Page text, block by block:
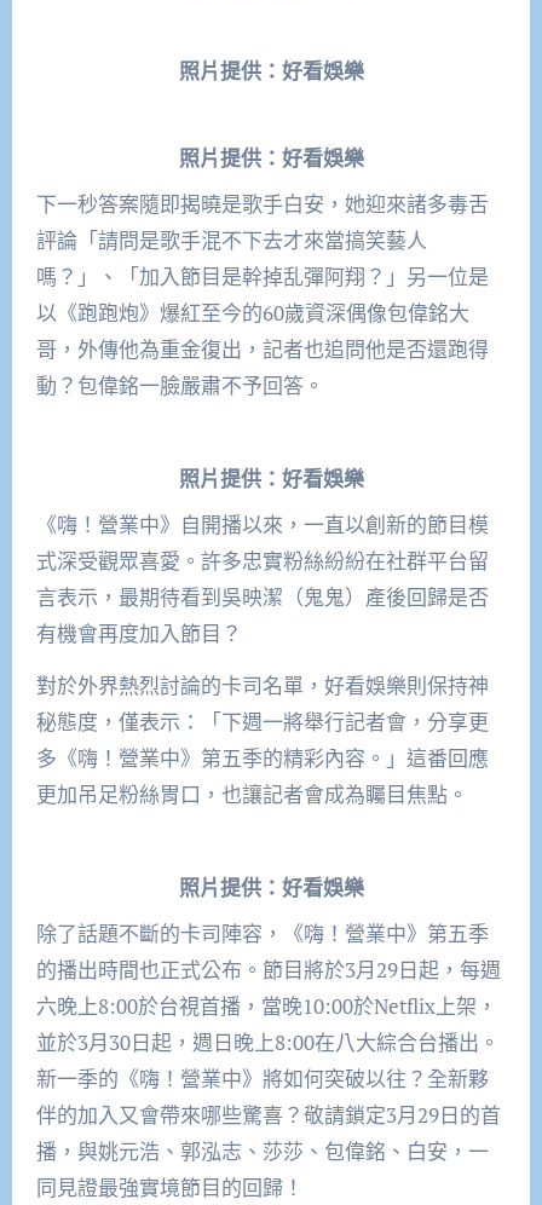
照片提供：好看娛樂
照片提供：好看娛樂
下一秒答案隨即揭曉是歌手白安，她迎來諸多毒舌
評論「請問是歌手混不下去才來當搞笑藝人
嗎？」、「加入節目是幹掉乱彈阿翔？」另一位是
以《跑跑炮》爆紅至今的60歲資深偶像包偉銘大
哥，外傳他為重金復出，記者也追問他是否還跑得
動？包偉銘一臉嚴肅不予回答。
照片提供：好看娛樂
《嗨！營業中》自開播以來，一直以創新的節目模
式深受觀眾喜愛。許多忠實粉絲紛紛在社群平台留
言表示，最期待看到吳映潔（鬼鬼）產後回歸是否
有機會再度加入節目？
對於外界熱烈討論的卡司名單，好看娛樂則保持神
秘態度，僅表示：「下週一將舉行記者會，分享更
多《嗨！營業中》第五季的精彩內容。」這番回應
更加吊足粉絲胃口，也讓記者會成為矚目焦點。
照片提供：好看娛樂
除了話題不斷的卡司陣容，《嗨！營業中》第五季
的播出時間也正式公布。節目將於3月29日起，每週
六晚上8:00於台視首播，當晚10:00於Netflix上架，
並於3月30日起，週日晚上8:00在八大綜合台播出。
新一季的《嗨！營業中》將如何突破以往？全新夥
伴的加入又會帶來哪些驚喜？敬請鎖定3月29日的首
播，與姚元浩、郭泓志、莎莎、包偉銘、白安，一
同見證最強實境節目的回歸！